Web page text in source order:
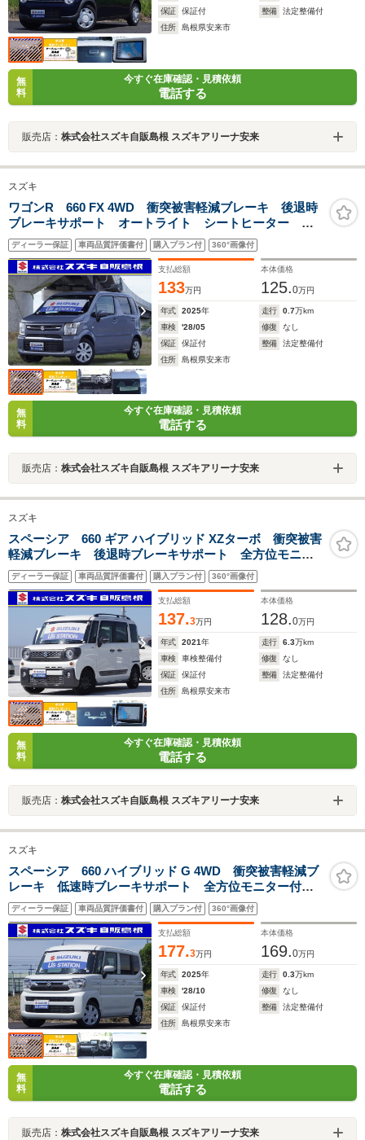
保証
保証付 整備
法定整備付
住所
島根県安来市
無
料
今すぐ在庫確認・見積依頼
電話する
販売店： 株式会社スズキ自販島根 スズキアリーナ安来
スズキ
ワゴンR 660 FX 4WD 衝突被害軽減ブレーキ 後退時
ブレーキサポート オートライト シートヒーター 純
正CDプレーヤー
ディーラー保証 車両品質評価書付 購入プラン付 360°画像付
支払総額
133万円
本体価格
125.0万円
年式 2025年 走行 0.7万km
車検
'28/05 修復
なし
保証
保証付 整備
法定整備付
住所
島根県安来市
無
料
今すぐ在庫確認・見積依頼
電話する
販売店： 株式会社スズキ自販島根 スズキアリーナ安来
スズキ
スペーシア 660 ギア ハイブリッド XZターボ 衝突被害
軽減ブレーキ 後退時ブレーキサポート 全方位モニタ
ー付ナビゲーション LEDヘッドライト オートライト
ディーラー保証 車両品質評価書付 購入プラン付 360°画像付
支払総額
137.3万円
本体価格
128.0万円
年式 2021年 走行 6.3万km
車検
車検整備付 修復
なし
保証
保証付 整備
法定整備付
住所
島根県安来市
無
料
今すぐ在庫確認・見積依頼
電話する
販売店： 株式会社スズキ自販島根 スズキアリーナ安来
スズキ
スペーシア 660 ハイブリッド G 4WD 衝突被害軽減ブ
レーキ 低速時ブレーキサポート 全方位モニター付ナ
ビゲーション
ディーラー保証 車両品質評価書付 購入プラン付 360°画像付
支払総額
177.3万円
本体価格
169.0万円
年式 2025年 走行 0.3万km
車検
'28/10 修復
なし
保証
保証付 整備
法定整備付
住所
島根県安来市
無
料
今すぐ在庫確認・見積依頼
電話する
販売店： 株式会社スズキ自販島根 スズキアリーナ安来